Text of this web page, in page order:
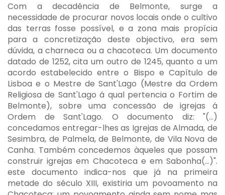
Com a decadência de Belmonte, surge a
necessidade de procurar novos locais onde o cultivo
das terras fosse possível, e a zona mais propícia
para a concretização deste objectivo, era sem
dúvida, a charneca ou a chacoteca. Um documento
datado de 1252, cita um outro de 1245, quanto a um
acordo estabelecido entre o Bispo e Capítulo de
Lisboa e o Mestre de Sant'Lago (Mestre da Ordem
Religiosa de Sant'Lago á qual pertencia o Fortim de
Belmonte), sobre uma concessão de igrejas á
Ordem de Sant'Lago. O documento diz: "(...)
concedamos entregar-lhes as Igrejas de Almada, de
Sesimbra, de Palmela, de Belmonte, de Vila Nova de
Canha. Também concedemos àqueles que possam
construir igrejas em Chacoteca e em Sabonha(...)".
este documento indica-nos que já na primeira
metade do século XIII, existiria um povoamento na